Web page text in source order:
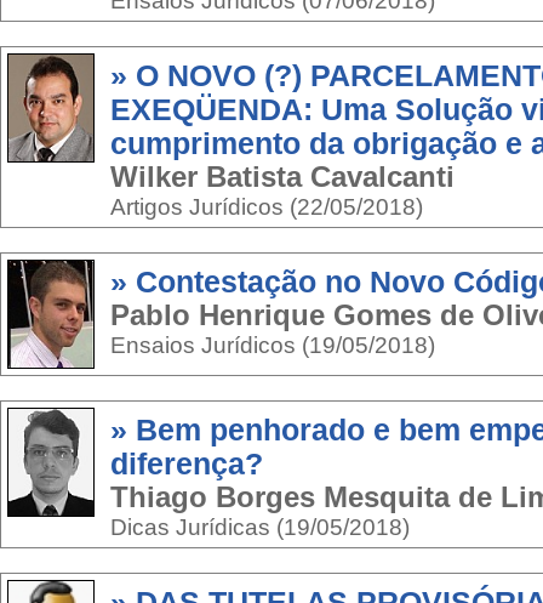
» O NOVO (?)
EXEQÜENDA: Uma Solução
cumprimento da obrigação e
Wilker Batista Cavalcanti
Artigos Jurídicos (22/05/2018)
» Contestação no Novo
Pablo Henrique Gomes de
Ensaios Jurídicos (19/05/2018)
» Bem penhorado e bem
diferença?
Thiago Borges Mesquita de
Dicas Jurídicas (19/05/2018)